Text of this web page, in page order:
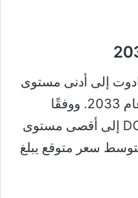
إلى أدنى مستوى
ممكن عند 114.45 دولارًا في عام 2033. ووفقًا
لنتائجنا، يمكن أن يصل سعر DOT إلى أقصى مستوى
مع متوسط ​​سعر متوقع يبلغ